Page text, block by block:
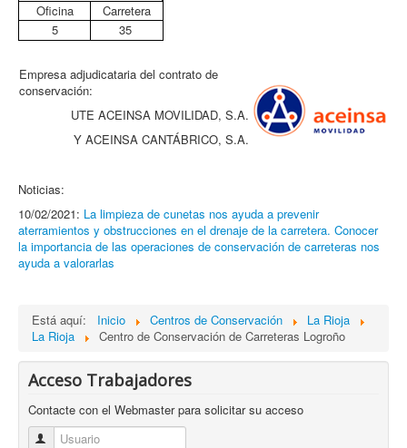
Oficina
Carretera
5
35
Empresa adjudicataria del contrato de
conservación:
UTE ACEINSA MOVILIDAD, S.A.
Y ACEINSA CANTÁBRICO, S.A.
Noticias:
10/02/2021: La limpieza de cunetas nos ayuda a prevenir
aterramientos y obstrucciones en el drenaje de la carretera. Conocer
la importancia de las operaciones de conservación de carreteras nos
ayuda a valorarlas
Está aquí: Inicio Centros de Conservación
La Rioja
La Rioja
Centro de Conservación de Carreteras Logroño
Acceso Trabajadores
Contacte con el Webmaster para solicitar su acceso
Usuario